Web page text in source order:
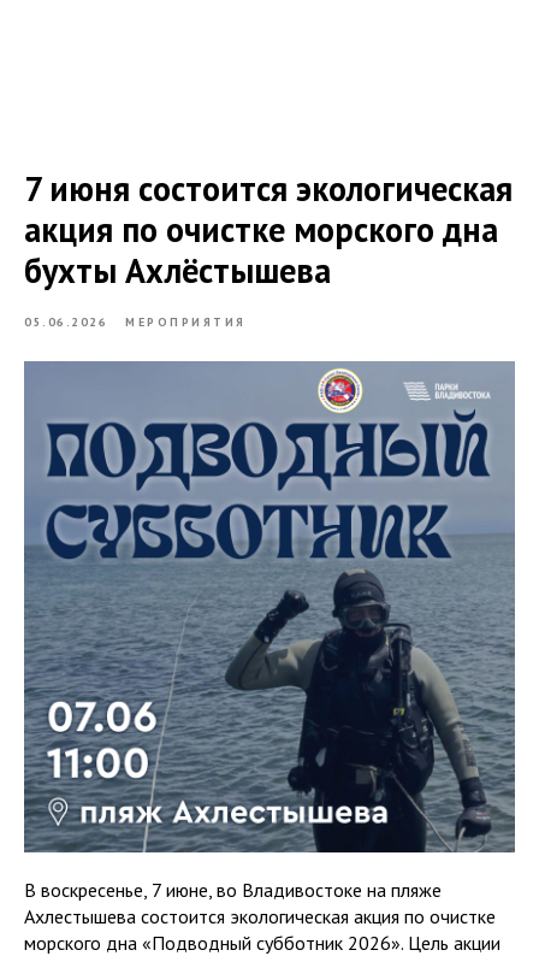
7 июня состоится экологическая
акция по очистке морского дна
бухты Ахлёстышева
05.06.2026 МЕРОПРИЯТИЯ
В воскресенье, 7 июне, во Владивостоке на пляже
Ахлестышева состоится экологическая акция по очистке
морского дна «Подводный субботник 2026». Цель акции